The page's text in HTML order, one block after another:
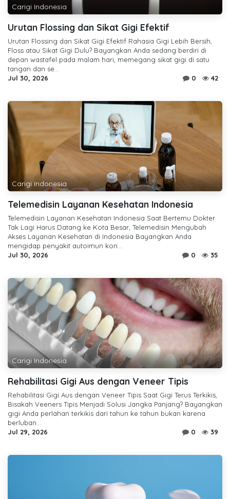
Carigi Indonesia
Urutan Flossing dan Sikat Gigi Efektif
Urutan Flossing dan Sikat Gigi Efektif Rahasia Gigi Lebih Bersih,
Floss atau Sikat Gigi Dulu? Bayangkan Anda sedang berdiri di
depan wastafel pada malam hari, memegang sikat gigi di satu
tangan dan se...
Jul 30, 2026
0 42
Carigi Indonesia
Telemedisin Layanan Kesehatan Indonesia
Telemedisin Layanan Kesehatan Indonesia Saat Bertemu Dokter
Tak Lagi Harus Datang ke Kota Besar, Telemedisin Mengubah
Akses Layanan Kesehatan di Indonesia Bayangkan Anda
mengidap penyakit autoimun kon...
Jul 30, 2026
0 35
Carigi Indonesia
Rehabilitasi Gigi Aus dengan Veneer Tipis
Rehabilitasi Gigi Aus dengan Veneer Tipis Saat Gigi Terus Terkikis,
Bisakah Veeners Tipis Menjadi Solusi Jangka Panjang? Bayangkan
gigi Anda perlahan terkikis dari tahun ke tahun bukan karena
berluban...
Jul 29, 2026
0 39